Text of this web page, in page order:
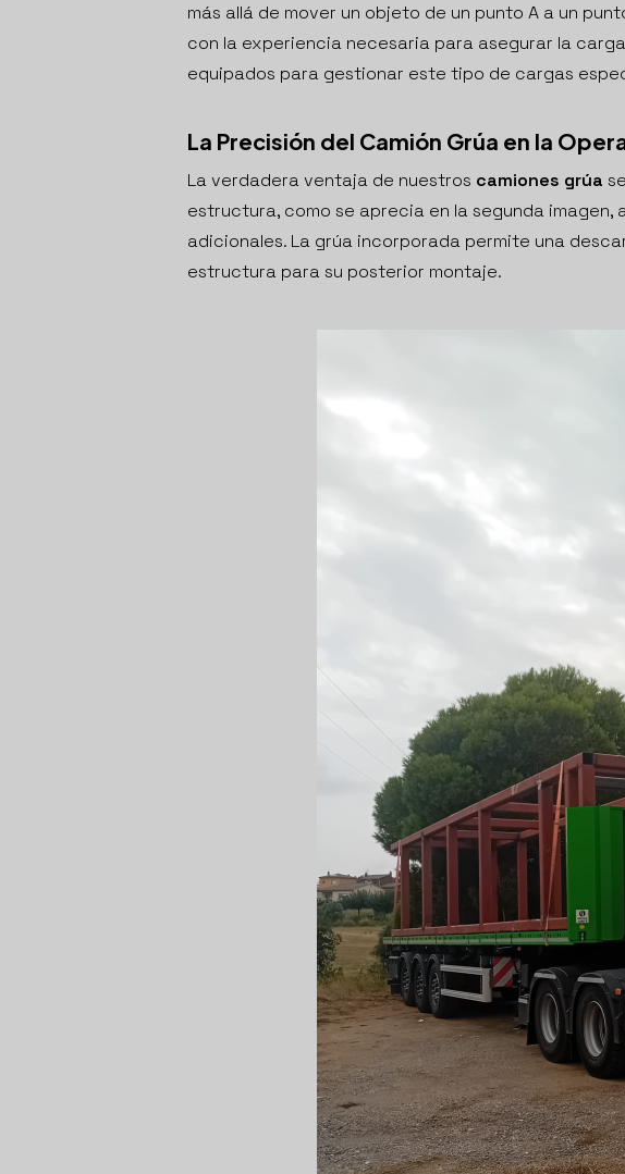
más allá de mover un objeto de un punto A a un
con la experiencia necesaria para asegurar la
equipados para gestionar este tipo de cargas
La Precisión del Camión Grúa en la
La verdadera ventaja de nuestros camiones grúa
estructura, como se aprecia en la segunda
adicionales. La grúa incorporada permite una
estructura para su posterior montaje.